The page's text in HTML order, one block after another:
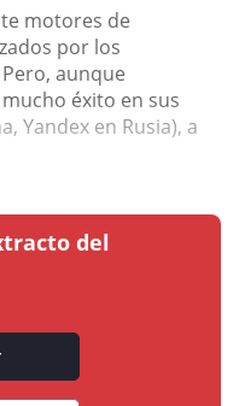
motores de
por los
aunque
éxito en sus
Yandex en Rusia), a
del